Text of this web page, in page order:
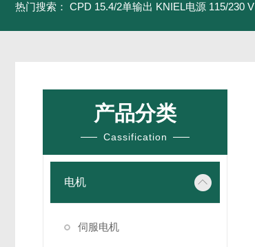
热门搜索： CPD 15.4/2单输出 KNIEL电源 115/230 V
产品分类
Cassification
电机
伺服电机